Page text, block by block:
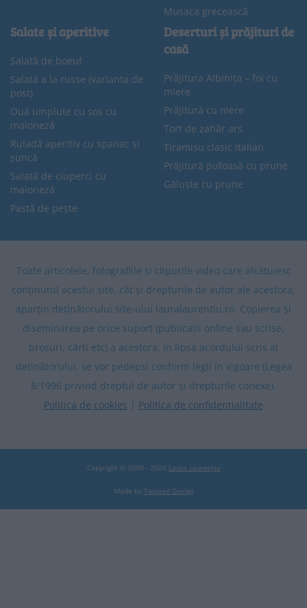
Musaca grecească
Salate și aperitive
Salată de boeuf
Salată a la russe (varianta de
post)
Ouă umplute cu sos cu
maioneză
Ruladă aperitiv cu spanac și
șuncă
Salată de ciuperci cu
maioneză
Pastă de pește
Deserturi și prăjituri de
casă
Prăjitura Albinița – foi cu
miere
Prăjitură cu mere
Tort de zahăr ars
Tiramisu clasic italian
Prăjitură pufoasă cu prune
Găluște cu prune
Toate articolele, fotografiile și clipurile video care alcătuiesc
conținutul acestui site, cât și drepturile de autor ale acestora,
aparțin deținătorului site-ului lauralaurentiu.ro. Copierea și
diseminarea pe orice suport (publicații online sau scrise,
broșuri, cărți etc) a acestora, în lipsa acordului scris al
deținătorului, se vor pedepsi conform legii în vigoare (Legea
8/1996 privind dreptul de autor și drepturile conexe).
Politica de cookies | Politica de confidentialitate
Copyright © 2009 - 2026 Laura Laurențiu
Made by Twisted Design